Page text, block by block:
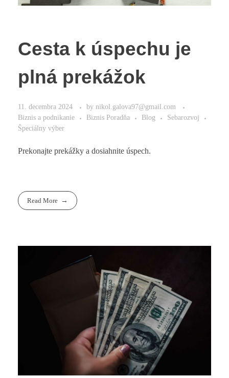
Cesta k úspechu je
plná prekážok
11. decembra 2024 by nikol.galova97@gmail.com
Biznis a podnikanie
Biznis Poradňa Blog
Sebarozvoj
Špeciálny výber
Prekonajte prekážky a dosiahnite úspech.
Read More